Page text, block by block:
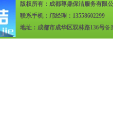
版权所有：成都尊鼎保洁服务有限
联系手机：邝经理：13558602299
地址：成都市成华区双林路136号备